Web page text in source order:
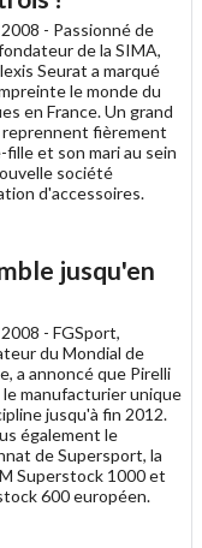
- Passionné de
de la SIMA,
Seurat a marqué
le monde du
en France. Un grand
reprennent fièrement
et son mari au sein
société
d'accessoires.
jusqu'en
- FGSport,
du Mondial de
a annoncé que Pirelli
manufacturier unique
jusqu'à fin 2012.
également le
de Supersport, la
Superstock 1000 et
600 européen.